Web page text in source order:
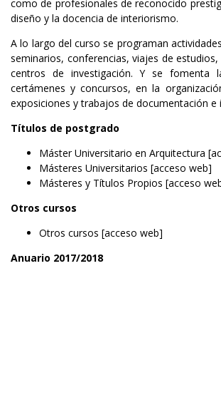
como de profesionales de reconocido
diseño y la docencia de interiorismo.
A lo largo del curso se programan
seminarios, conferencias, viajes de
centros de investigación. Y se fomenta
certámenes y concursos, en la
exposiciones y trabajos de documentación e
Títulos de postgrado
Máster Universitario en Arquitectura
Másteres Universitarios [acceso web]
Másteres y Títulos Propios [acceso
Otros cursos
Otros cursos [acceso web]
Anuario 2017/2018